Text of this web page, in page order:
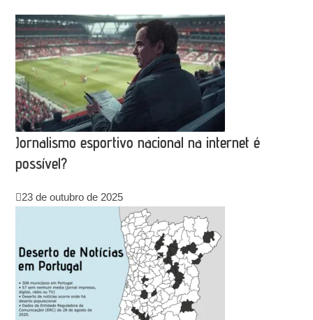
Jornalismo esportivo nacional na internet é
possível?
23 de outubro de 2025